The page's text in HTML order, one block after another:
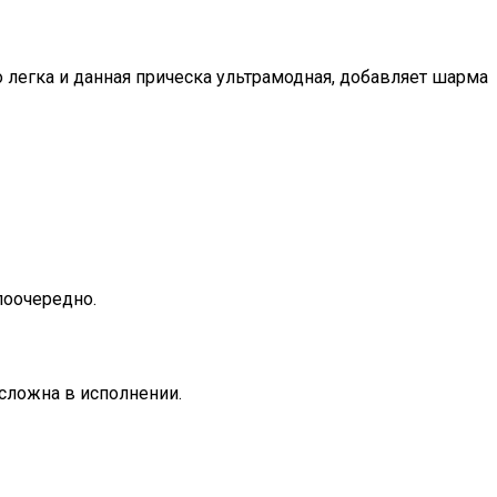
и данная прическа ультрамодная, добавляет шарма
в исполнении.